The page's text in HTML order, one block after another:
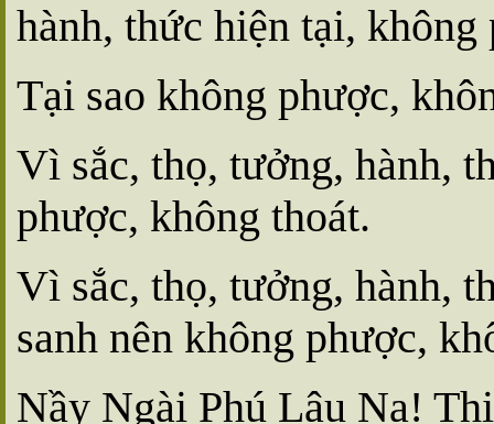
hành, thức hiện tại,
Tại sao không phược,
Vì sắc, thọ, tưởng, hành,
phược, không thoát.
Vì sắc, thọ, tưởng, hành,
sanh nên không phược,
Nầy Ngài Phú Lâu Na!